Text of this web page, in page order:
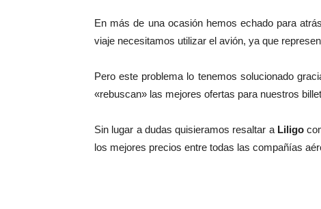
En más de una ocasión hemos echado para
viaje necesitamos utilizar el avión, ya que
Pero este problema lo tenemos solucionado
«rebuscan» las mejores ofertas para nuestros
Sin lugar a dudas quisieramos resaltar a Liligo
los mejores precios entre todas las compañías